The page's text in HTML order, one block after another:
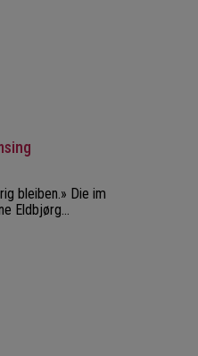
bleiben.» Die im
Eldbjørg…